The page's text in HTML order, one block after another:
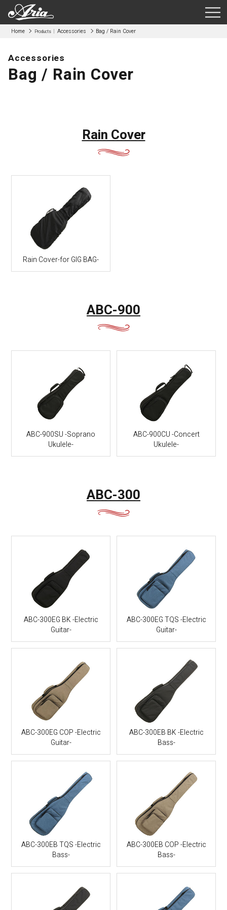
Home Products Accessories Bag / Rain Cover
Accessories
Bag / Rain Cover
Rain Cover
Rain Cover-for GIG BAG-
ABC-900
ABC-900SU -Soprano
Ukulele-
ABC-900CU -Concert
Ukulele-
ABC-300
ABC-300EG BK -Electric
Guitar-
ABC-300EG TQS -Electric
Guitar-
ABC-300EG COP -Electric
Guitar-
ABC-300EB BK -Electric
Bass-
ABC-300EB TQS -Electric
Bass-
ABC-300EB COP -Electric
Bass-